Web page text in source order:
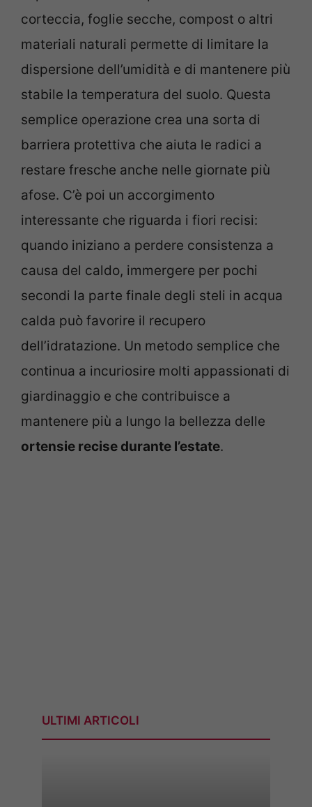
corteccia, foglie secche, compost o altri
materiali naturali permette di limitare la
dispersione dell’umidità e di mantenere più
stabile la temperatura del suolo. Questa
semplice operazione crea una sorta di
barriera protettiva che aiuta le radici a
restare fresche anche nelle giornate più
afose. C’è poi un accorgimento
interessante che riguarda i fiori recisi:
quando iniziano a perdere consistenza a
causa del caldo, immergere per pochi
secondi la parte finale degli steli in acqua
calda può favorire il recupero
dell’idratazione. Un metodo semplice che
continua a incuriosire molti appassionati di
giardinaggio e che contribuisce a
mantenere più a lungo la bellezza delle
ortensie recise durante l’estate.
ULTIMI ARTICOLI